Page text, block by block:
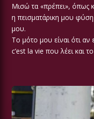
Μισώ τα «πρέπει», όπως
η πεισματάρικη μου
μου.
Το μότο μου είναι ότι αν
c’est la vie που λέει και